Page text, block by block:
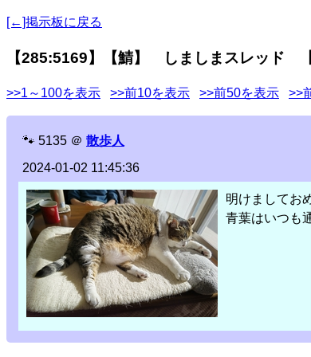
[←]掲示板に戻る
【285:5169】【鯖】 しましまスレッド 【
>>1～100を表示 >>前10を表示 >>前50を表示 >>
🐾 5135 ＠ 散歩人
2024-01-02 11:45:36
明けましてお
青葉はいつも